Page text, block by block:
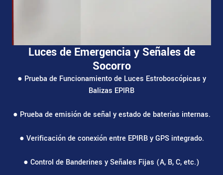
Luces de Emergencia y Señales de
Socorro
● Prueba de Funcionamiento de Luces Estroboscópicas y
Balizas EPIRB
● Prueba de emisión de señal y estado de baterías internas.
● Verificación de conexión entre EPIRB y GPS integrado.
● Control de Banderines y Señales Fijas (A, B, C, etc.)